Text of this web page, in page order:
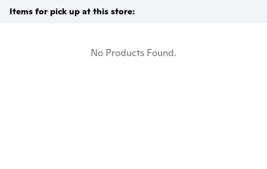
Items for pick up at this store:
No Products Found.